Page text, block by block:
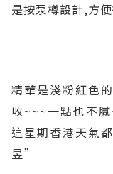
是按泵樽設計,方
精華是淺粉紅色
收~~~一點也不
這星期香港天氣
昱”